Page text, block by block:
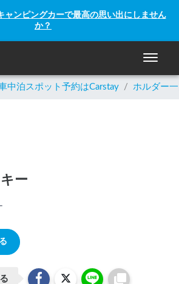
ンピングカーで最高の思い出にしません
か？
ナビゲ
中泊スポット予約はCarstay / ホルダー
ー